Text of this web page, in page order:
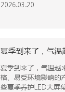
2026.03.20
夏季到来了，气温
夏季到来了，气温越
格、易受环境影响的
些夏季养护LED大屏